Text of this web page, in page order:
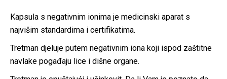
Kapsula s negativnim ionima je medicinski aparat s
najvišim standardima i certifikatima.
Tretman djeluje putem negativnim iona koji ispod zaštitne
navlake pogađaju lice i dišne organe.